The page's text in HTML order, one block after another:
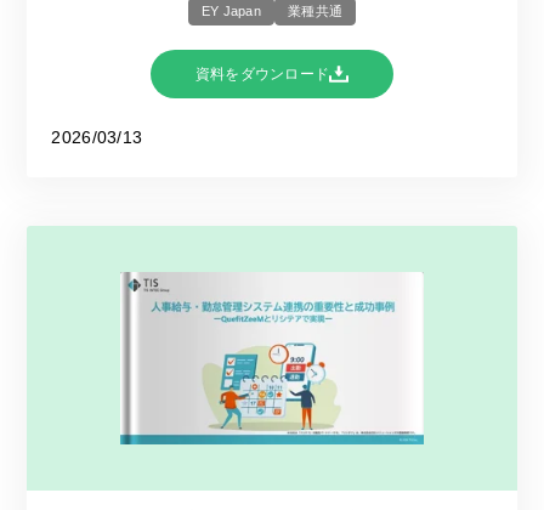
EY Japan 業種共通
資料をダウンロード
2026/03/13